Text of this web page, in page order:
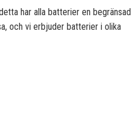
har alla batterier en begränsad
och vi erbjuder batterier i olika